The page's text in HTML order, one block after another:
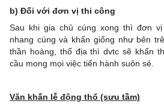
b) Đối với đ​ơn vị thi công
Sau khi gia chủ cúng xong thì đơn
nhang cúng và khấn giống như bên
thần hoàng, thổ địa thì dvtc sẽ khấn
cầu mong mọi việc tiến hành suôn sẻ.
Văn khấn lễ động thổ (sưu tầm)